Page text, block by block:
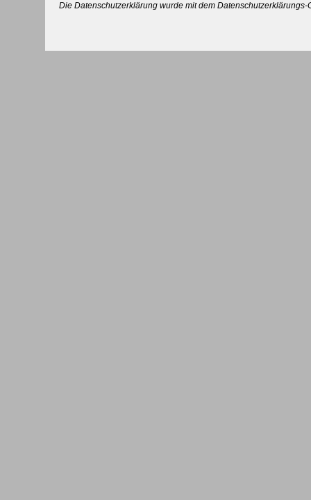
Die Datenschutzerklärung wurde mit dem Datenschutzerklärungs-